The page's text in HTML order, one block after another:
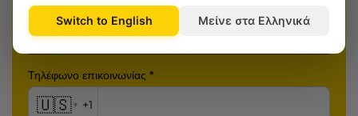
Πλατφόρμα πωλήσεων *
Τηλέφωνο επικοινωνίας *
🇺🇸▾ +1
Switch to English Μείνε στα Ελληνικά